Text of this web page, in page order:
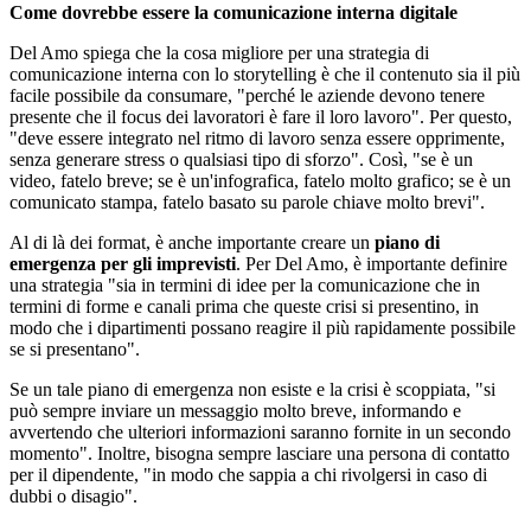
Come dovrebbe essere la comunicazione interna digitale
Del Amo spiega che la cosa migliore per una strategia di
comunicazione interna con lo storytelling è che il contenuto sia il più
facile possibile da consumare, "perché le aziende devono tenere
presente che il focus dei lavoratori è fare il loro lavoro". Per questo,
"deve essere integrato nel ritmo di lavoro senza essere opprimente,
senza generare stress o qualsiasi tipo di sforzo". Così, "se è un
video, fatelo breve; se è un'infografica, fatelo molto grafico; se è un
comunicato stampa, fatelo basato su parole chiave molto brevi".
Al di là dei format, è anche importante creare un piano di
emergenza per gli imprevisti. Per Del Amo, è importante definire
una strategia "sia in termini di idee per la comunicazione che in
termini di forme e canali prima che queste crisi si presentino, in
modo che i dipartimenti possano reagire il più rapidamente possibile
se si presentano".
Se un tale piano di emergenza non esiste e la crisi è scoppiata, "si
può sempre inviare un messaggio molto breve, informando e
avvertendo che ulteriori informazioni saranno fornite in un secondo
momento". Inoltre, bisogna sempre lasciare una persona di contatto
per il dipendente, "in modo che sappia a chi rivolgersi in caso di
dubbi o disagio".